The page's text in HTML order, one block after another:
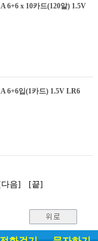
6+6 x 10카드(120알) 1.5V
6+6입(1카드) 1.5V LR6
[다음] [끝]